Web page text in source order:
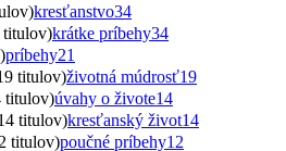
kresťanstvo34
titulov)krátke príbehy34
príbehy21
titulov)životná múdrosť19
titulov)úvahy o živote14
titulov)kresťanský život14
titulov)poučné príbehy12